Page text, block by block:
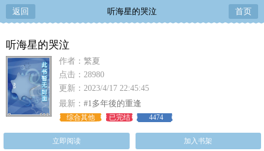
返回 听海星的哭泣 首页
听海星的哭泣
作者：繁夏
点击：28980
更新：2023/4/17 22:45:45
最新： #1多年後的重逢
综合其他 已完结 4474
立即阅读 加入书架